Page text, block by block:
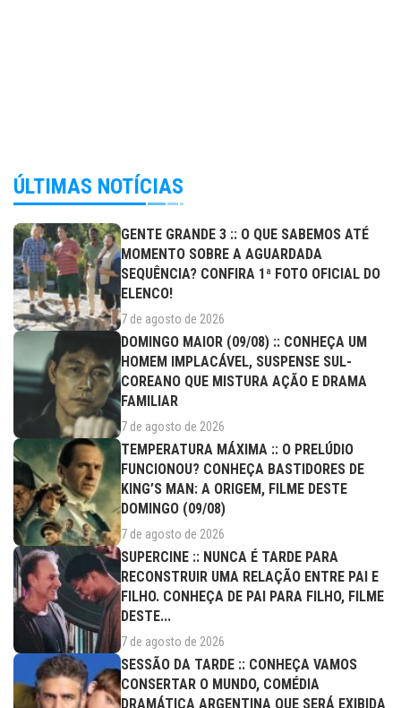
ÚLTIMAS NOTÍCIAS
GENTE GRANDE 3 :: O QUE SABEMOS ATÉ
MOMENTO SOBRE A AGUARDADA
SEQUÊNCIA? CONFIRA 1ª FOTO OFICIAL DO
ELENCO!
7 de agosto de 2026
DOMINGO MAIOR (09/08) :: CONHEÇA UM
HOMEM IMPLACÁVEL, SUSPENSE SUL-
COREANO QUE MISTURA AÇÃO E DRAMA
FAMILIAR
7 de agosto de 2026
TEMPERATURA MÁXIMA :: O PRELÚDIO
FUNCIONOU? CONHEÇA BASTIDORES DE
KING’S MAN: A ORIGEM, FILME DESTE
DOMINGO (09/08)
7 de agosto de 2026
SUPERCINE :: NUNCA É TARDE PARA
RECONSTRUIR UMA RELAÇÃO ENTRE PAI E
FILHO. CONHEÇA DE PAI PARA FILHO, FILME
DESTE...
7 de agosto de 2026
SESSÃO DA TARDE :: CONHEÇA VAMOS
CONSERTAR O MUNDO, COMÉDIA
DRAMÁTICA ARGENTINA QUE SERÁ EXIBIDA